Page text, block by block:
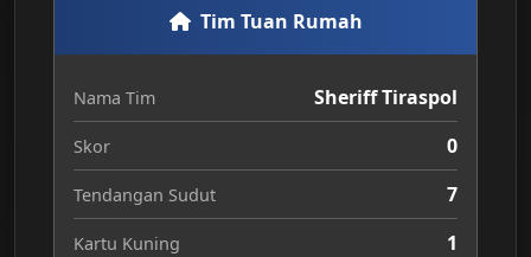
Tim Tuan Rumah
Nama Tim Sheriff Tiraspol
Skor 0
Tendangan Sudut 7
Kartu Kuning 1